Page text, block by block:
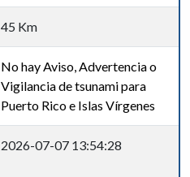
45 Km
No hay Aviso, Advertencia o
Vigilancia de tsunami para
Puerto Rico e Islas Vírgenes
2026-07-07 13:54:28